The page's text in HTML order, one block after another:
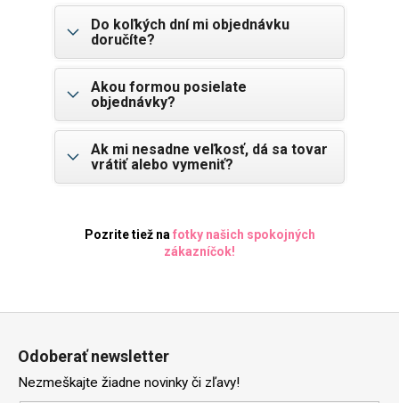
Do koľkých dní mi objednávku
doručíte?
Akou formou posielate
objednávky?
Ak mi nesadne veľkosť, dá sa tovar
vrátiť alebo vymeniť?
Pozrite tiež nafotky našich spokojných
zákazníčok!
Odoberať newsletter
Nezmeškajte žiadne novinky či zľavy!